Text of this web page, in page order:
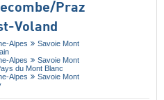
​Praz
Voland
Alpes
Savoie Mont
Alpes
Savoie Mont
du Mont Blanc
Alpes
Savoie Mont